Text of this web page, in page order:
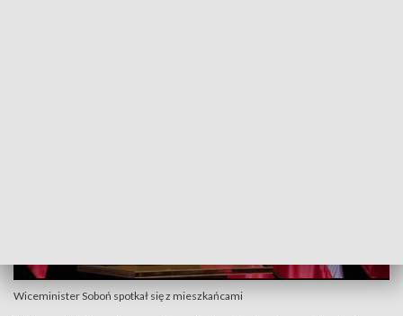
Wiceminister Soboń spotkał się z mieszkańcami